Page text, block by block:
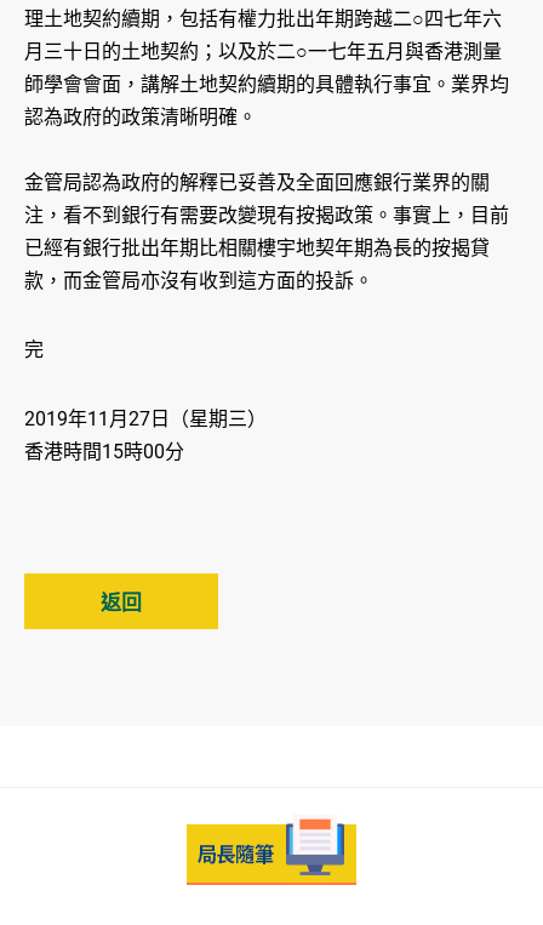
理土地契約續期，包括有權力批出年期跨越二○四七年六
月三十日的土地契約；以及於二○一七年五月與香港測量
師學會會面，講解土地契約續期的具體執行事宜。業界均
認為政府的政策清晰明確。
金管局認為政府的解釋已妥善及全面回應銀行業界的關
注，看不到銀行有需要改變現有按揭政策。事實上，目前
已經有銀行批出年期比相關樓宇地契年期為長的按揭貸
款，而金管局亦沒有收到這方面的投訴。
完
2019年11月27日（星期三）
香港時間15時00分
返回